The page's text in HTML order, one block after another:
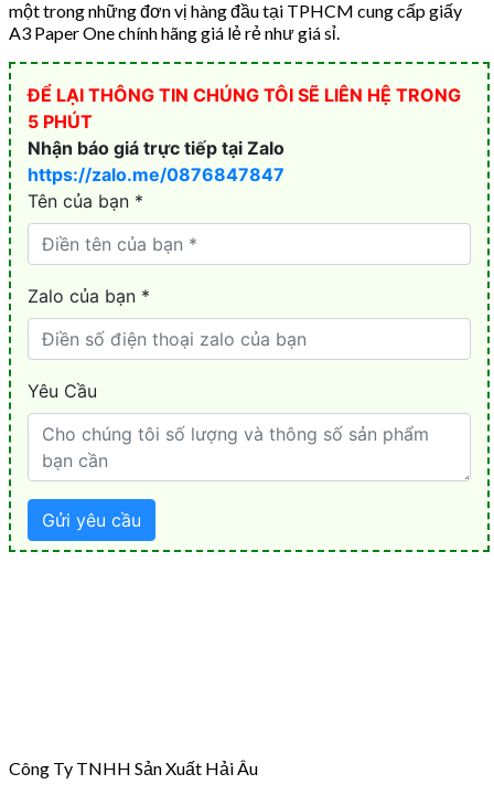
một trong những đơn vị hàng đầu tại TPHCM cung cấp giấy
A3 Paper One chính hãng giá lẻ rẻ như giá sỉ.
Công Ty TNHH Sản Xuất Hải Âu